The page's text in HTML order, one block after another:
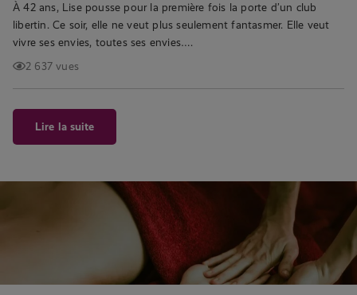
À 42 ans, Lise pousse pour la première fois la porte d’un club
libertin. Ce soir, elle ne veut plus seulement fantasmer. Elle veut
vivre ses envies, toutes ses envies….
2 637 vues
Lire la suite